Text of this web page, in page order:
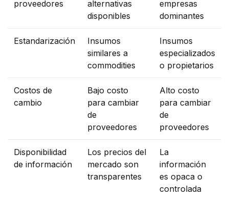
proveedores
alternativas
disponibles
empresas
dominantes
Estandarización
Insumos
similares a
commodities
Insumos
especializados
o propietarios
Costos de
cambio
Bajo costo
para cambiar
de
proveedores
Alto costo
para cambiar
de
proveedores
Disponibilidad
de información
Los precios del
mercado son
transparentes
La
información
es opaca o
controlada